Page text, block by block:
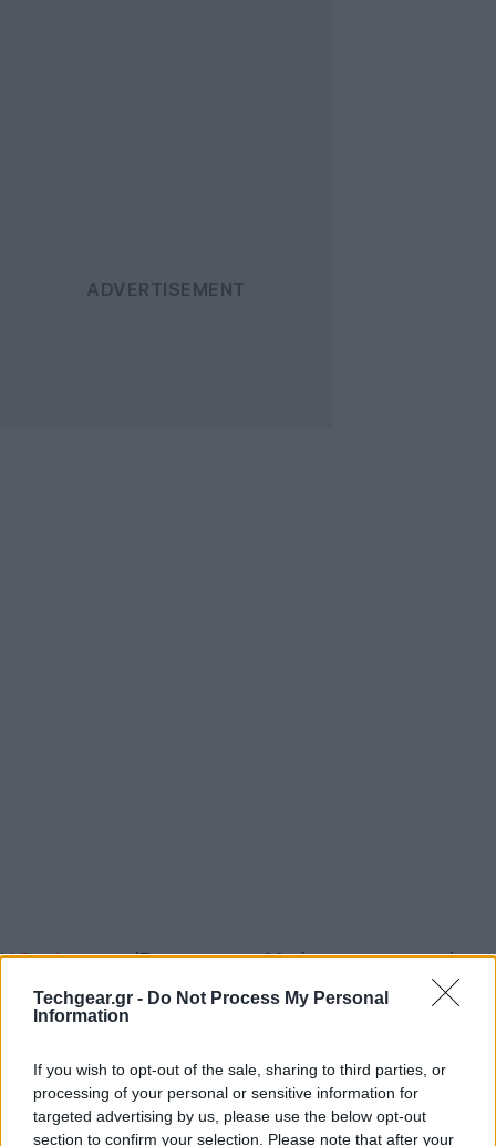
Techgear.gr - Do Not Process My Personal
Information
If you wish to opt-out of the sale, sharing to third parties, or
processing of your personal or sensitive information for
targeted advertising by us, please use the below opt-out
section to confirm your selection. Please note that after your
ΗRovioσυνεχίζει να εκμεταλλεύεται την επιτυχία
τουAngry Birds και ετοιμάζεται για την κυκλοφορία
ενός ακόμη τίτλου για φορητές συσκευές, αλλά και
δημιουργοί βασίζονται στην άκρως επιτυχημένη
φόρμουλα των "τριάδων", την οποία γνωρίζουμε καλά
από παιχνίδια τύπου Candy Crush Saga και Bejeweled.